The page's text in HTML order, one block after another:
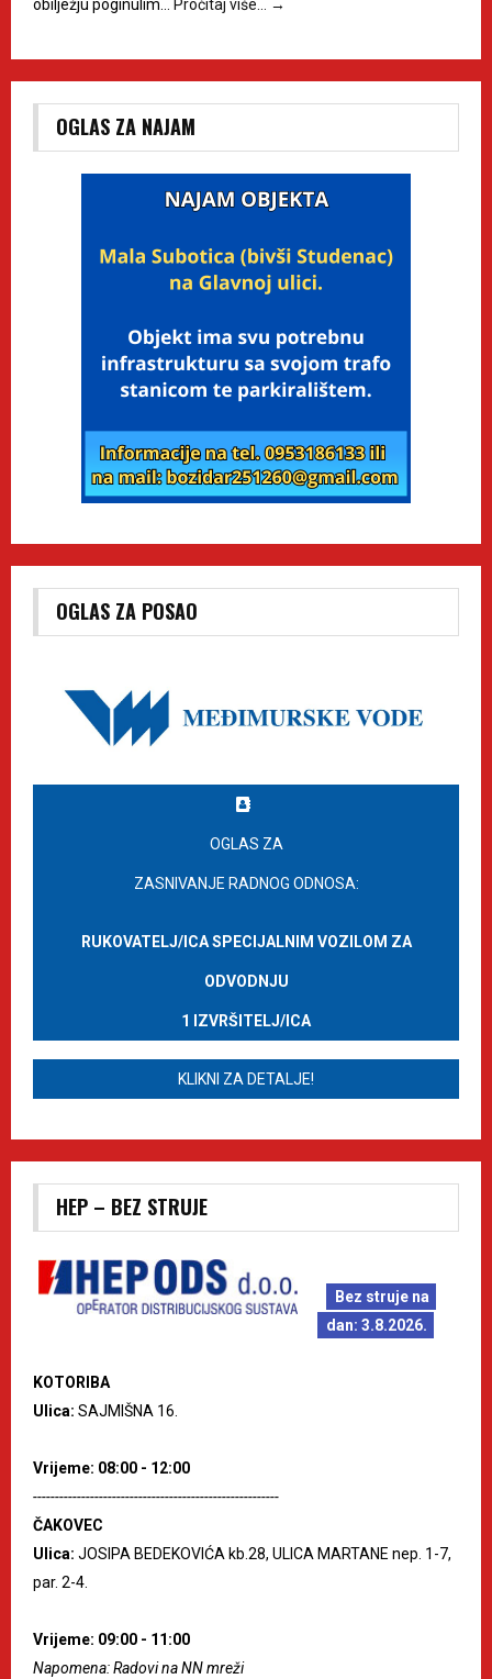
obilježju poginulim… Pročitaj više… →
OGLAS ZA NAJAM
OGLAS ZA POSAO
OGLAS ZA
ZASNIVANJE RADNOG ODNOSA:
RUKOVATELJ/ICA SPECIJALNIM VOZILOM ZA
ODVODNJU
1 IZVRŠITELJ/ICA
KLIKNI ZA DETALJE!
HEP – BEZ STRUJE
Bez struje na
dan: 3.8.2026.
KOTORIBA
Ulica: SAJMIŠNA 16.
Vrijeme: 08:00 - 12:00
--------------------------------------------------------
ČAKOVEC
Ulica: JOSIPA BEDEKOVIĆA kb.28, ULICA MARTANE nep. 1-7,
par. 2-4.
Vrijeme: 09:00 - 11:00
Napomena: Radovi na NN mreži